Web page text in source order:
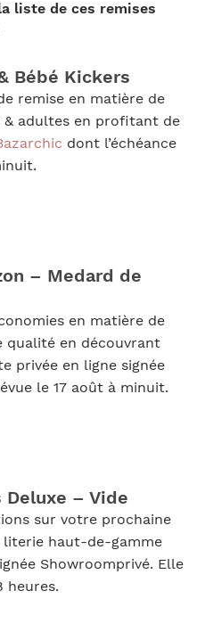
liste de ces remises
Bébé Kickers
remise en matière de
& adultes en profitant de
dont l’échéance
– Medard de
en matière de
qualité en découvrant
privée en ligne signée
le 17 août à minuit.
– Vide
sur votre prochaine
literie haut-de-gamme
Showroomprivé. Elle
heures.